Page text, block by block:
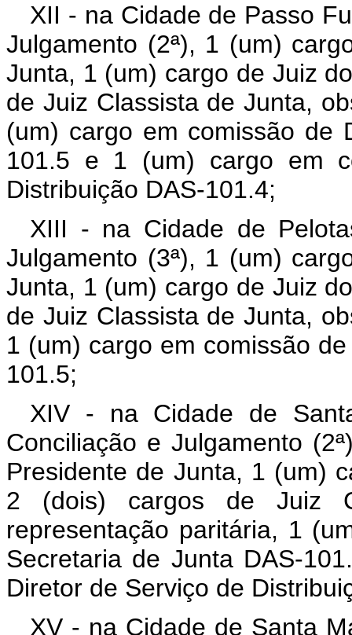
XII - na Cidade de Passo
Julgamento (2ª), 1 (um)
Junta, 1 (um) cargo de Juiz
de Juiz Classista de Junta,
(um) cargo em comissão de
101.5 e 1 (um) cargo em
Distribuição DAS-101.4;
XIII - na Cidade de
Julgamento (3ª), 1 (um)
Junta, 1 (um) cargo de Juiz
de Juiz Classista de Junta,
1 (um) cargo em comissão
101.5;
XIV - na Cidade de
Conciliação e Julgamento
Presidente de Junta, 1 (um)
2 (dois) cargos de Juiz
representação paritária, 1
Secretaria de Junta DAS-
Diretor de Serviço de
XV - na Cidade de Santa